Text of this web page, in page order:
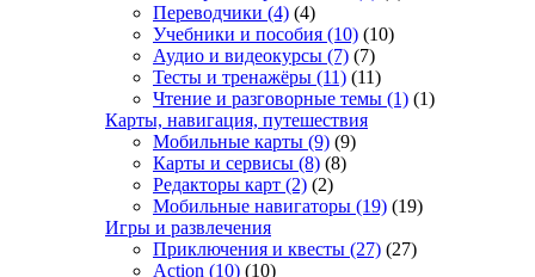
Переводчики (4) (4)
Учебники и пособия (10) (10)
Аудио и видеокурсы (7) (7)
Тесты и тренажёры (11) (11)
Чтение и разговорные темы (1) (1)
Карты, навигация, путешествия
Мобильные карты (9) (9)
Карты и сервисы (8) (8)
Редакторы карт (2) (2)
Мобильные навигаторы (19) (19)
Игры и развлечения
Приключения и квесты (27) (27)
Action (10) (10)